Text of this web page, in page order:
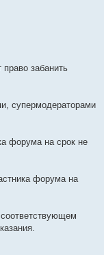
забанить
супермодераторами
форума на срок не
форума на